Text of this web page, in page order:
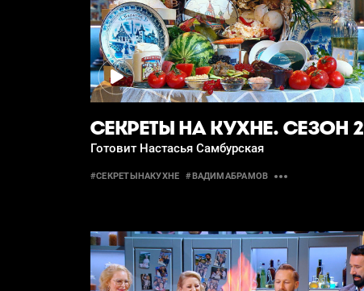
СЕКРЕТЫ НА КУХНЕ. СЕЗОН 2
Готовит Настасья Самбурская
#СЕКРЕТЫНАКУХНЕ #ВАДИМАБРАМОВ